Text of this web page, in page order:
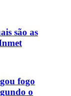
são as
fogo
o